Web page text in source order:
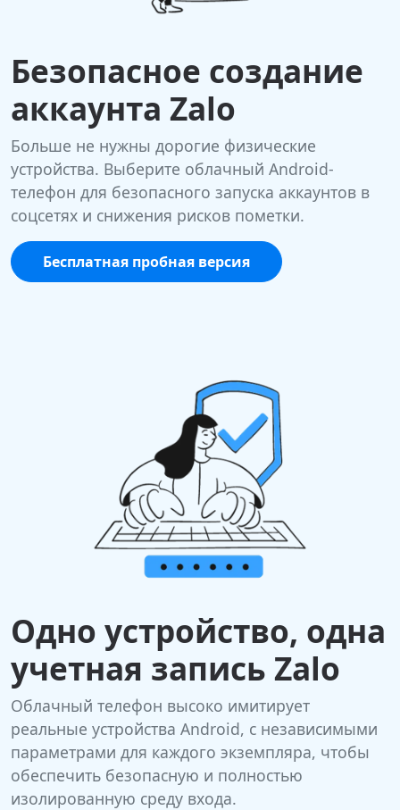
Безопасное создание
аккаунта Zalo
Больше не нужны дорогие физические
устройства. Выберите облачный Android-
телефон для безопасного запуска аккаунтов в
соцсетях и снижения рисков пометки.
Бесплатная пробная версия
Одно устройство, одна
учетная запись Zalo
Облачный телефон высоко имитирует
реальные устройства Android, с независимыми
параметрами для каждого экземпляра, чтобы
обеспечить безопасную и полностью
изолированную среду входа.